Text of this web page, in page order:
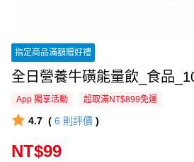
指定商品滿額贈好禮
全日營養牛磺能量飲_食品
App 獨享活動 超取滿NT$899免運
4.7 ( 6 則評價 )
NT$99